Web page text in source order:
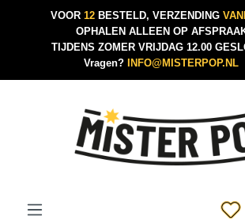
Ga naar de hoofdinhoud
VOOR 12 BESTELD, VERZENDING
OPHALEN ALLEEN OP
TIJDENS ZOMER VRIJDAG 12.00
Vragen?
INFO@MISTERPOP.NL